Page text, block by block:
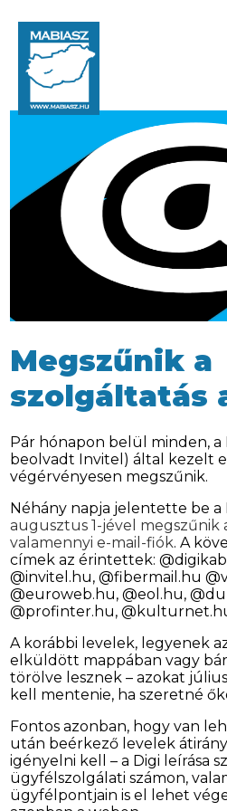
Megszűnik a
szolgáltatás
Pár hónapon belül minden, a
beolvadt Invitel) által kezelt
végérvényesen megszűnik.
Néhány napja jelentette be a
augusztus 1-jével
valamennyi e-mail-fiók. A
címek az érintettek:
@invitel.hu, @fibermail.hu
@euroweb.hu, @eol.hu,
@profinter.hu,
A korábbi levelek, legyenek
elküldött mappában vagy
törölve lesznek – azokat
kell mentenie, ha szeretné
Fontos azonban, hogy van
után beérkező levelek
igényelni kell – a Digi leírása
ügyfélszolgálati számon,
ügyfélpontjain is el lehet